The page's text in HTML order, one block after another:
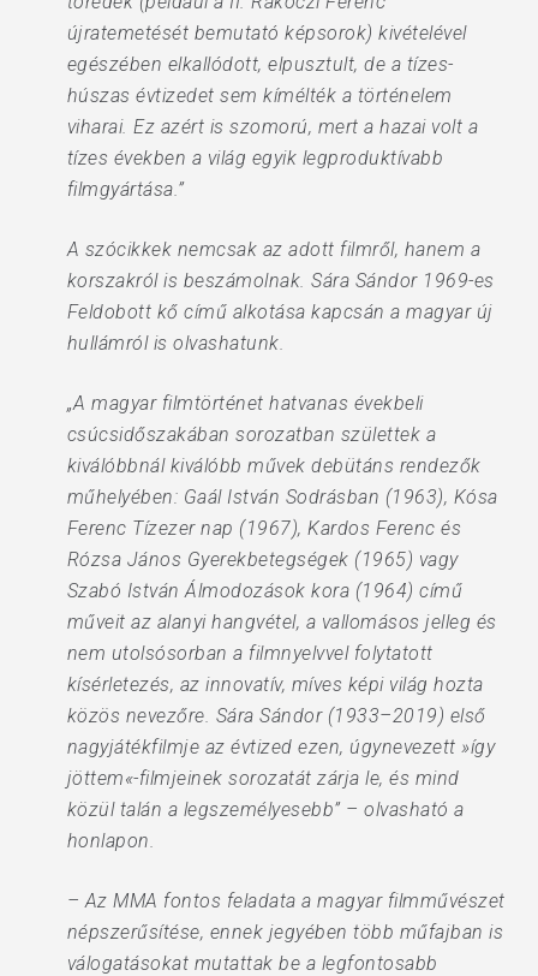
újratemetését bemutató képsorok) kivételével
egészében elkallódott, elpusztult, de a tízes-
húszas évtizedet sem kímélték a történelem
viharai. Ez azért is szomorú, mert a hazai volt a
tízes években a világ egyik legproduktívabb
filmgyártása.”
A szócikkek nemcsak az adott filmről, hanem a
korszakról is beszámolnak. Sára Sándor 1969-es
Feldobott kő című alkotása kapcsán a magyar új
hullámról is olvashatunk.
„A magyar filmtörténet hatvanas évekbeli
csúcsidőszakában sorozatban születtek a
kiválóbbnál kiválóbb művek debütáns rendezők
műhelyében: Gaál István Sodrásban (1963), Kósa
Ferenc Tízezer nap (1967), Kardos Ferenc és
Rózsa János Gyerekbetegségek (1965) vagy
Szabó István Álmodozások kora (1964) című
műveit az alanyi hangvétel, a vallomásos jelleg és
nem utolsósorban a filmnyelvvel folytatott
kísérletezés, az innovatív, míves képi világ hozta
közös nevezőre. Sára Sándor (1933–2019) első
nagyjátékfilmje az évtized ezen, úgynevezett »így
jöttem«-filmjeinek sorozatát zárja le, és mind
közül talán a legszemélyesebb” – olvasható a
honlapon.
– Az MMA fontos feladata a magyar filmművészet
népszerűsítése, ennek jegyében több műfajban is
válogatásokat mutattak be a legfontosabb